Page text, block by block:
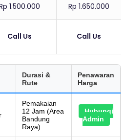
1.500.000 Rp 1.650.000
Call Us Call Us
Durasi &
Rute
Penawaran
Harga
Pemakaian
12 Jam (Area
Bandung
Raya)
Hubungi
Admin